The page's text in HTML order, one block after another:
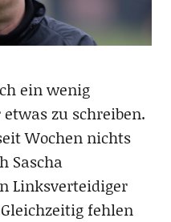
ein wenig
zu schreiben.
Wochen nichts
Sascha
Linksverteidiger
fehlen